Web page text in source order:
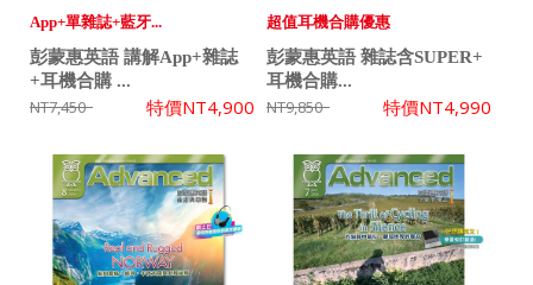
App+單雜誌+藍牙...
彭蒙惠英語 講解App+雜誌
+耳機合購 ...
NT7,450 特價NT4,900
超值耳機合購優惠
彭蒙惠英語 雜誌含SUPER+
耳機合購...
NT9,850 特價NT4,990